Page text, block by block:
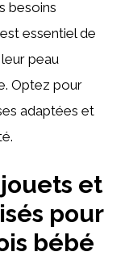
besoins
essentiel de
peau
Optez pour
adaptées et
et
pour
bébé